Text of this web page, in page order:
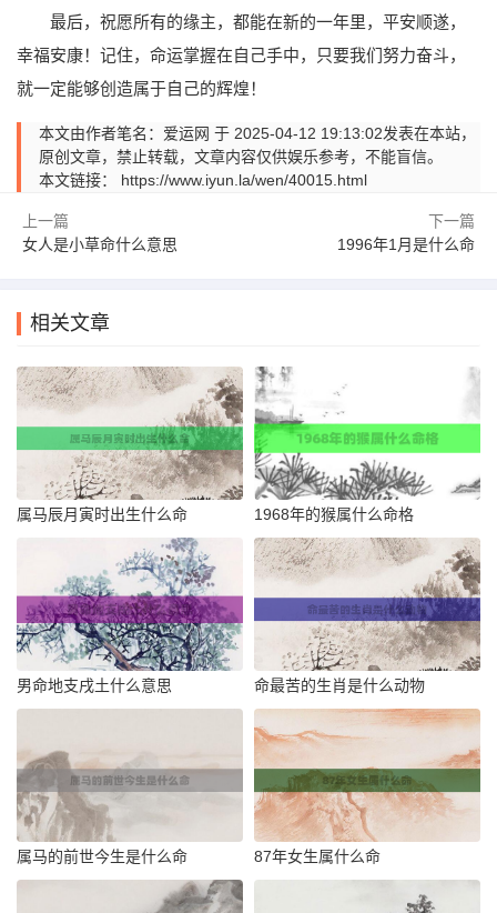
最后，祝愿所有的缘主，都能在新的一年里，平安顺遂，
幸福安康！记住，命运掌握在自己手中，只要我们努力奋斗，
就一定能够创造属于自己的辉煌！
本文由作者笔名：爱运网 于 2025-04-12 19:13:02发表在本站，
原创文章，禁止转载，文章内容仅供娱乐参考，不能盲信。
本文链接： https://www.iyun.la/wen/40015.html
上一篇
女人是小草命什么意思
下一篇
1996年1月是什么命
相关文章
属马辰月寅时出生什么命 1968年的猴属什么命格
男命地支戌土什么意思 命最苦的生肖是什么动物
属马的前世今生是什么命 87年女生属什么命